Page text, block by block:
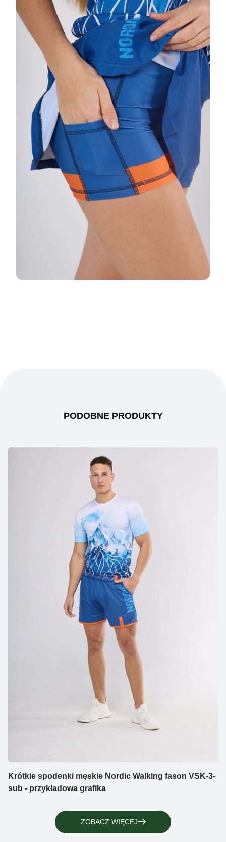
PODOBNE PRODUKTY
Krótkie spodenki męskie Nordic Walking fason VSK-3-
sub - przykładowa grafika
ZOBACZ WIĘCEJ